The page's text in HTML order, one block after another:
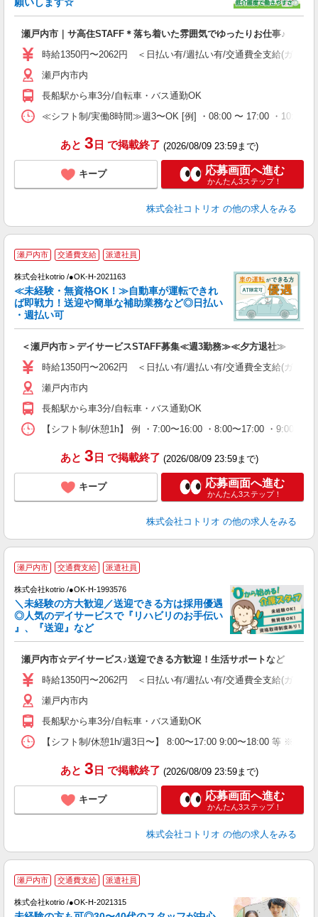
瀬戸内市｜サ高住STAFF＊落ち着いた雰囲気でゆったりお仕事♪
時給1350円〜2062円 ＜日払い有/週払い有/交通費全支給(ガソリ
瀬戸内市内
長船駅から車3分/自転車・バス通勤OK
≪シフト制/実働8時間≫週3〜OK [例] ・08:00 〜 17:00 ・10:00
あと 3 日 で掲載終了 (2026/08/09 23:59まで)
キープ 応募画面へ進む
かんたん3ステップ！
株式会社コトリオ の他の求人をみる
瀬戸内市 交通費支給 派遣社員
株式会社kotrio /●OK-H-2021163
≪未経験・無資格OK！≫自動車が運転できれ
ば即戦力！送迎や簡単な補助業務など◎日払い
・週払い可
＜瀬戸内市＞デイサービスSTAFF募集≪週3勤務≫≪夕方退社≫
時給1350円〜2062円 ＜日払い有/週払い有/交通費全支給(ガソリ
瀬戸内市内
長船駅から車3分/自転車・バス通勤OK
【シフト制/休憩1h】 例 ・7:00〜16:00 ・8:00〜17:00 ・9:00〜
あと 3 日 で掲載終了 (2026/08/09 23:59まで)
キープ 応募画面へ進む
かんたん3ステップ！
株式会社コトリオ の他の求人をみる
瀬戸内市 交通費支給 派遣社員
株式会社kotrio /●OK-H-1993576
＼未経験の方大歓迎／送迎できる方は採用優遇
◎人気のデイサービスで『リハビリのお手伝い
』、『送迎』など
瀬戸内市☆デイサービス♪送迎できる方歓迎！生活サポートなど
時給1350円〜2062円 ＜日払い有/週払い有/交通費全支給(ガソリ
瀬戸内市内
長船駅から車3分/自転車・バス通勤OK
【シフト制/休憩1h/週3日〜】 8:00〜17:00 9:00〜18:00 等 ※残業
あと 3 日 で掲載終了 (2026/08/09 23:59まで)
キープ 応募画面へ進む
かんたん3ステップ！
株式会社コトリオ の他の求人をみる
瀬戸内市 交通費支給 派遣社員
株式会社kotrio /●OK-H-2021315